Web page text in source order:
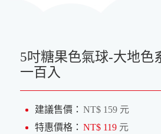
5吋糖果色氣球-大地色
一百入
建議售價： NT$ 159 元
特惠價格： NT$ 119元